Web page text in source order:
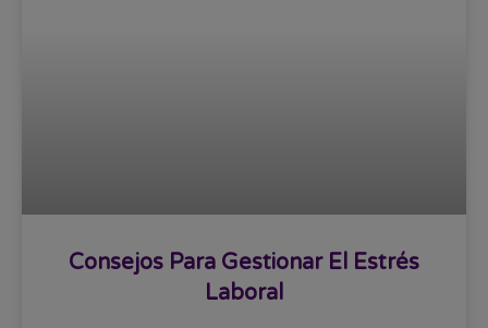
Consejos Para Gestionar El Estrés
Laboral